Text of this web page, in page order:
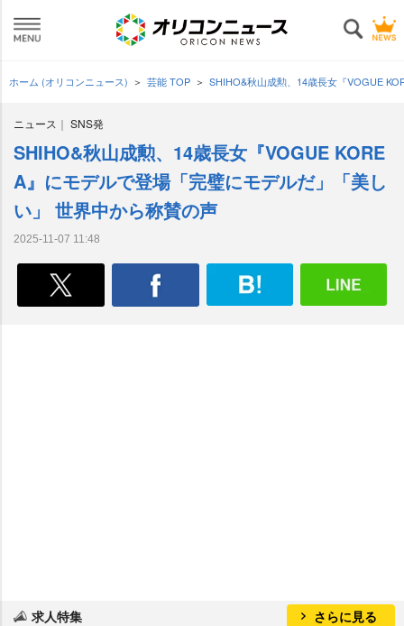
ホーム (オリコンニュース) 芸能 TOP SHIHO&秋山成勲、14歳長女『VOGUE
ニュース SNS発
SHIHO&秋山成勲、14歳長女『VOGUE KORE
A』にモデルで登場「完璧にモデルだ」「美し
い」 世界中から称賛の声
2025-11-07 11:48
求人特集 さらに見る